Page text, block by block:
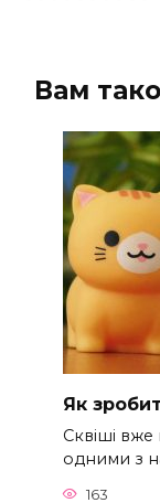
Вам
Як
Сквіші вже
одними з
163